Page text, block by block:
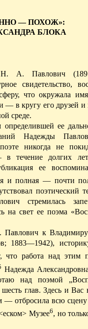
— ПОХОЖ»:
БЛОКА
А. Павлович
свидетельство,
что окружала
— в кругу его друзей и
среде.
ее
Надежды
никогда не
в течение долгих
ее
и полная — почти
поэтический
стремилась
на свет ее поэма
к
что работа над этим
Надежда
над поэмой
глав. Здесь и
отбросила всю сцену
Музее6, но